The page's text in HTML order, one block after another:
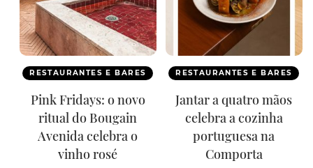
RESTAURANTES E BARES
Pink Fridays: o novo
ritual do Bougain
Avenida celebra o
vinho rosé
RESTAURANTES E BARES
Jantar a quatro mãos
celebra a cozinha
portuguesa na
Comporta